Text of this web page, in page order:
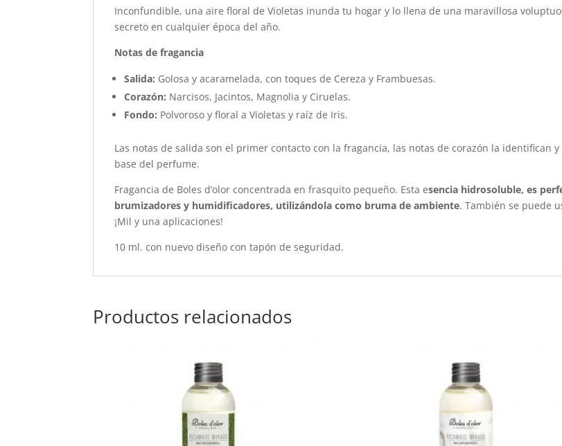
Inconfundible, una aire floral de Violetas inunda tu hogar y lo llena de una maravillosa
secreto en cualquier época del año.
Notas de fragancia
Salida: Golosa y acaramelada, con toques de Cereza y Frambuesas.
Corazón: Narcisos, Jacintos, Magnolia y Ciruelas.
Fondo: Polvoroso y floral a Violetas y raíz de Iris.
Las notas de salida son el primer contacto con la fragancia, las notas de corazón la identifican
base del perfume.
Fragancia de Boles d’olor concentrada en frasquito pequeño. Esta esencia hidrosoluble, es
brumizadores y humidificadores, utilizándola como bruma de ambiente. También se puede
¡Mil y una aplicaciones!
10 ml. con nuevo diseño con tapón de seguridad.
Productos relacionados